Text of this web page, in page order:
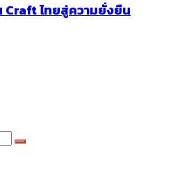
Craft ไทยสู่ความยั่งยืน